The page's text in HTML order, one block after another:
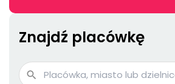
Znajdź placówkę